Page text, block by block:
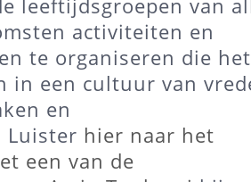
leeftijdsgroepen van
activiteiten en
te organiseren die het
in een cultuur van
en
Luister hier naar het
een van de